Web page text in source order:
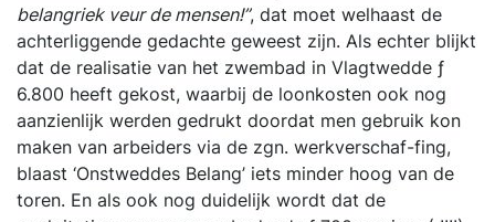
belangriek veur de mensen!”, dat moet welhaast de
achterliggende gedachte geweest zijn. Als echter blijkt
dat de realisatie van het zwembad in Vlagtwedde ƒ
6.800 heeft gekost, waarbij de loonkosten ook nog
aanzienlijk werden gedrukt doordat men gebruik kon
maken van arbeiders via de zgn. werkverschaf-fing,
blaast ‘Onstweddes Belang’ iets minder hoog van de
toren. En als ook nog duidelijk wordt dat de